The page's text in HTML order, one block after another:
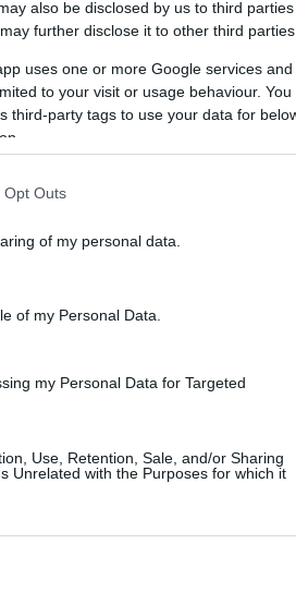
also be disclosed by us to third
further disclose it to other third parties.
uses one or more Google services
to your visit or usage behaviour.
third-party tags to use your data for
Opt Outs
of my personal data.
of my Personal Data.
my Personal Data for Targeted
Use, Retention, Sale, and/or Sharing
Unrelated with the Purposes for which it